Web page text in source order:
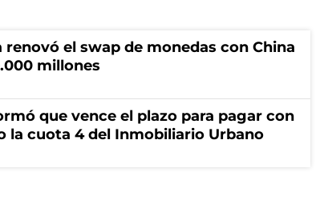
el swap de monedas con China
millones
que vence el plazo para pagar con
la cuota 4 del Inmobiliario Urbano